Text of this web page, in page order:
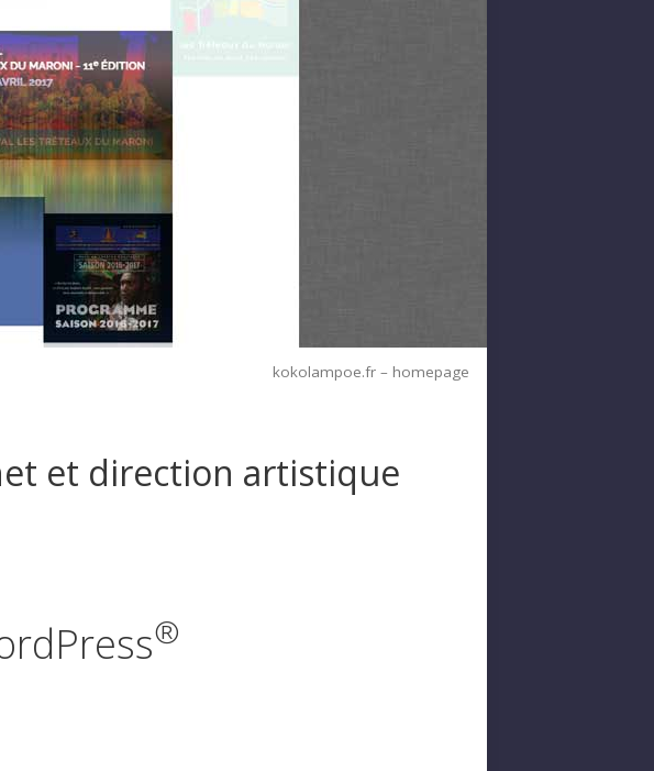
kokolampoe.fr – homepage
et direction artistique
®